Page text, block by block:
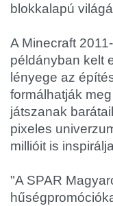
blokkalapú
A Minecraft
példányban kelt
lényege az
formálhatják
játszanak
pixeles
millióit is
"A SPAR